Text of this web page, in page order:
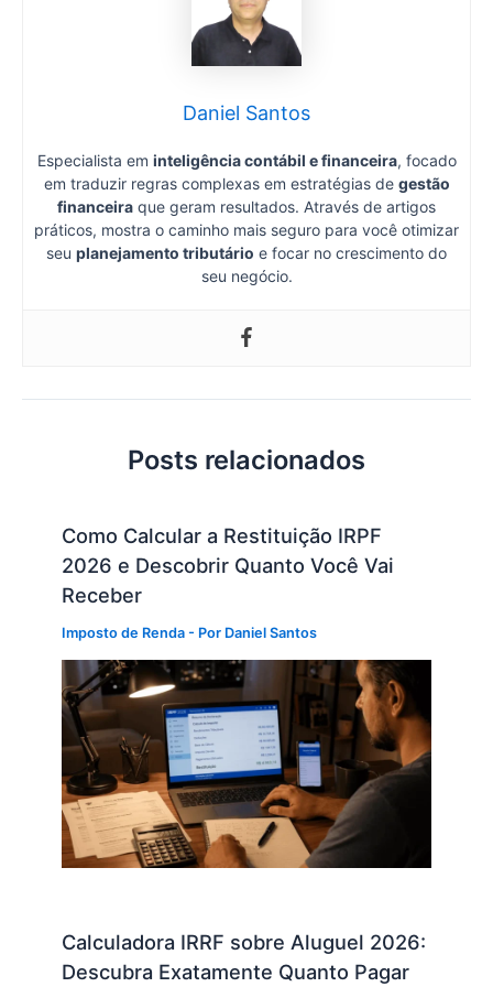
Daniel Santos
Especialista em inteligência contábil e financeira, focado
em traduzir regras complexas em estratégias de gestão
financeira que geram resultados. Através de artigos
práticos, mostra o caminho mais seguro para você otimizar
seu planejamento tributário e focar no crescimento do
seu negócio.
Posts relacionados
Como Calcular a Restituição IRPF
2026 e Descobrir Quanto Você Vai
Receber
Imposto de Renda - Por Daniel Santos
Calculadora IRRF sobre Aluguel 2026:
Descubra Exatamente Quanto Pagar